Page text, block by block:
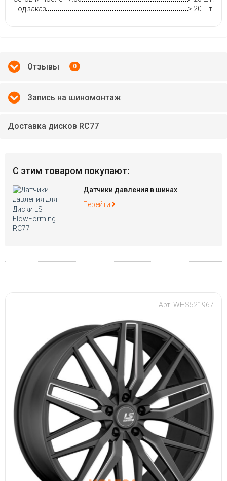
Под заказ
> 20 шт.
Отзывы 0
Запись на шиномонтаж
Доставка дисков RC77
С этим товаром покупают:
Датчики давления в шинах
Перейти
Арт: WHS521967